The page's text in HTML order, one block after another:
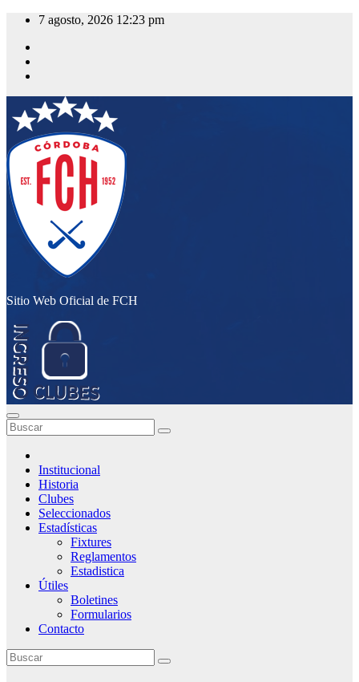
Saltar
contenido
7 agosto, 2026 12:23 pm
Sitio Web Oficial de FCH
Institucional
Historia
Clubes
Seleccionados
Estadísticas
Fixtures
Reglamentos
Estadistica
Útiles
Boletines
Formularios
Contacto